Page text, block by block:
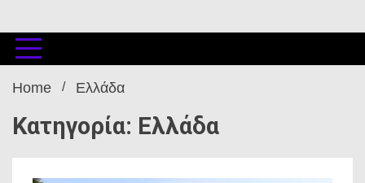
Home Ελλάδα
Κατηγορία: Ελλάδα